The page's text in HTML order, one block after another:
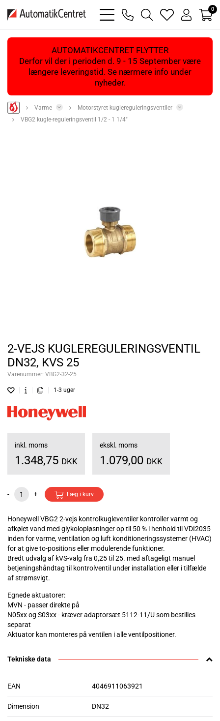
bars
light
phone
magnifying
glass
heart
light
user
light
0
AUTOMATIKCENTRET FLYTTER
Derfor vil der i perioden d. 9 - 15 September være
længere leveringstid. Se nærmere info under
nyheder.
Varme
Motorstyret kuglereguleringsventiler
VBG2 kugle-reguleringsventil 1/2 - 1 1/4"
2-VEJS KUGLEREGULERINGSVENTIL
DN32, KVS 25
Varenummer: VBG2-32-25
1-3 uger
inkl. moms
1.348,75 DKK
ekskl. moms
1.079,00 DKK
- + Læg i kurv
Honeywell VBG2 2-vejs kontrolkugleventiler kontroller varmt og
afkølet vand med glykolopløsninger op til 50 % i henhold til VDI2035
inden for varme, ventilation og luft konditioneringssystemer (HVAC)
for at give to-positions eller modulerende funktioner.
Bredt udvalg af kVS-valg fra 0,25 til 25. med aftageligt manuel
betjeningshåndtag til kontrolventil under installation eller i tilfælde
af strømsvigt.
Egnede aktuatorer:
MVN - passer direkte på
N05xx og S03xx - kræver adaptorsæt 5112-11/U som bestilles
separat
Aktuator kan monteres på ventilen i alle ventilpositioner.
Tekniske data
EAN 4046911063921
Dimension DN32